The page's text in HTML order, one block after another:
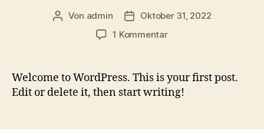
Beitragsautor
Von admin Veröffentlichungsdatum
Oktober 31, 2022
1 Kommentarzu
Welcome to WordPress. This is your first post.
Edit or delete it, then start writing!